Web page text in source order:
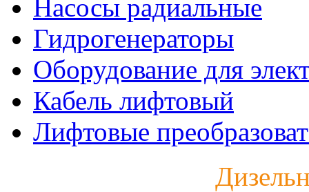
Насосы радиальные
Гидрогенераторы
Оборудование для
Кабель лифтовый
Лифтовые